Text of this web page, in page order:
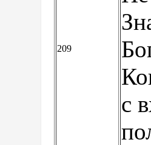
209
с